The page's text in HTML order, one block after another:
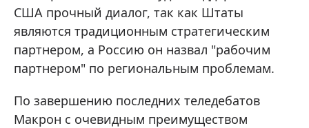
США прочный диалог, так как Штаты
являются традиционным стратегическим
партнером, а Россию он назвал "рабочим
партнером" по региональным проблемам.
По завершению последних теледебатов
Макрон с очевидным преимуществом